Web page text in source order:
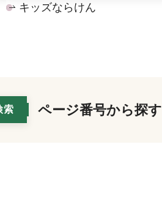
キッズならけん
ページ番号から探す